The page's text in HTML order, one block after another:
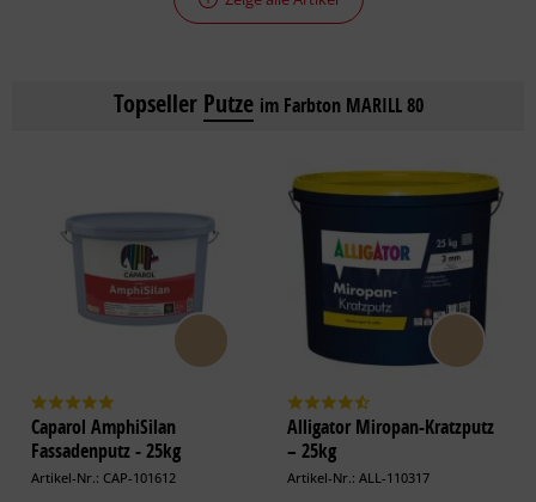
Topseller Putze im Farbton MARILL 80
Caparol AmphiSilan
Fassadenputz - 25kg
Artikel-Nr.: CAP-101612
Alligator Miropan-Kratzputz
– 25kg
Artikel-Nr.: ALL-110317